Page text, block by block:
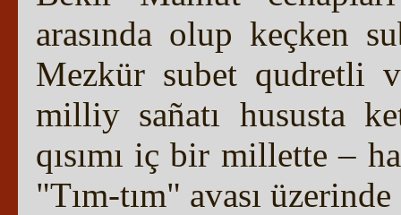
arasında olup keçken
Mezkür subet qudretli
milliy sañatı hususta
qısımı iç bir millette –
"Tım-tım" avası üzerinde